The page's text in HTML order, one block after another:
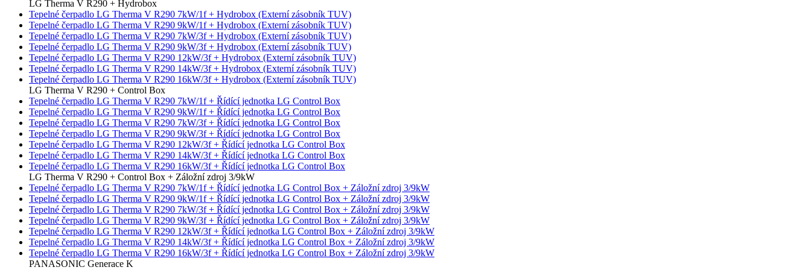
LG Therma V R290 + Hydrobox
Tepelné čerpadlo LG Therma V R290 7kW/1f + Hydrobox (Externí zásobník TUV)
Tepelné čerpadlo LG Therma V R290 9kW/1f + Hydrobox (Externí zásobník TUV)
Tepelné čerpadlo LG Therma V R290 7kW/3f + Hydrobox (Externí zásobník TUV)
Tepelné čerpadlo LG Therma V R290 9kW/3f + Hydrobox (Externí zásobník TUV)
Tepelné čerpadlo LG Therma V R290 12kW/3f + Hydrobox (Externí zásobník TUV)
Tepelné čerpadlo LG Therma V R290 14kW/3f + Hydrobox (Externí zásobník TUV)
Tepelné čerpadlo LG Therma V R290 16kW/3f + Hydrobox (Externí zásobník TUV)
LG Therma V R290 + Control Box
Tepelné čerpadlo LG Therma V R290 7kW/1f + Řídící jednotka LG Control Box
Tepelné čerpadlo LG Therma V R290 9kW/1f + Řídící jednotka LG Control Box
Tepelné čerpadlo LG Therma V R290 7kW/3f + Řídící jednotka LG Control Box
Tepelné čerpadlo LG Therma V R290 9kW/3f + Řídící jednotka LG Control Box
Tepelné čerpadlo LG Therma V R290 12kW/3f + Řídící jednotka LG Control Box
Tepelné čerpadlo LG Therma V R290 14kW/3f + Řídící jednotka LG Control Box
Tepelné čerpadlo LG Therma V R290 16kW/3f + Řídící jednotka LG Control Box
LG Therma V R290 + Control Box + Záložní zdroj 3/9kW
Tepelné čerpadlo LG Therma V R290 7kW/1f + Řídící jednotka LG Control Box + Záložní zdroj 3/9kW
Tepelné čerpadlo LG Therma V R290 9kW/1f + Řídící jednotka LG Control Box + Záložní zdroj 3/9kW
Tepelné čerpadlo LG Therma V R290 7kW/3f + Řídící jednotka LG Control Box + Záložní zdroj 3/9kW
Tepelné čerpadlo LG Therma V R290 9kW/3f + Řídící jednotka LG Control Box + Záložní zdroj 3/9kW
Tepelné čerpadlo LG Therma V R290 12kW/3f + Řídící jednotka LG Control Box + Záložní zdroj 3/9kW
Tepelné čerpadlo LG Therma V R290 14kW/3f + Řídící jednotka LG Control Box + Záložní zdroj 3/9kW
Tepelné čerpadlo LG Therma V R290 16kW/3f + Řídící jednotka LG Control Box + Záložní zdroj 3/9kW
PANASONIC Generace K